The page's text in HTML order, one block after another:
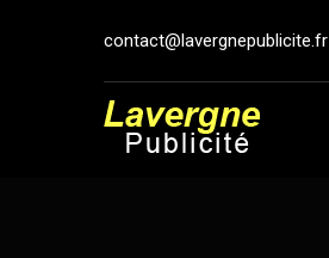
contact@lavergnepublicite.fr